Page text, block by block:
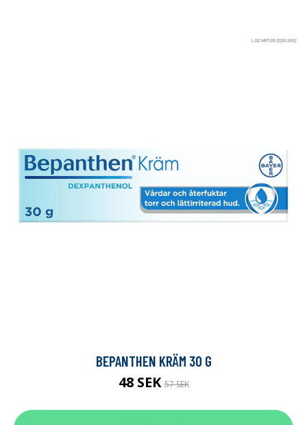
BEPANTHEN KRÄM 30 G
48 SEK57 SEK